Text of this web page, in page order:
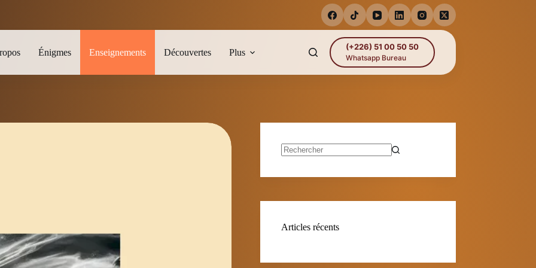
Énigmes Enseignements Découvertes Plus
(+226) 51 00 50 50
Whatsapp Bureau
Articles récents